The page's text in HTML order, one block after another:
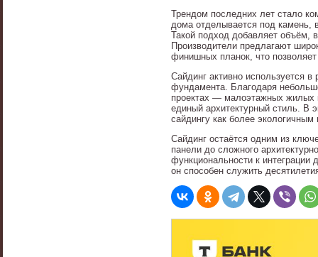
Трендом последних лет стало
дома отделывается под
Такой подход добавляет объём,
Производители предлагают
финишных планок, что
Сайдинг активно используется
фундамента. Благодаря
проектах — малоэтажных жилых
единый архитектурный стиль. В
сайдингу как более
Сайдинг остаётся одним из
панели до сложного
функциональности к
он способен служить